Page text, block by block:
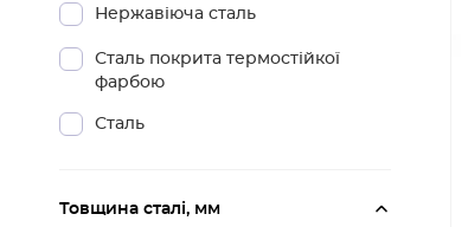
Нержавіюча сталь
Сталь покрита термостійкої
фарбою
Сталь
Товщина сталі, мм